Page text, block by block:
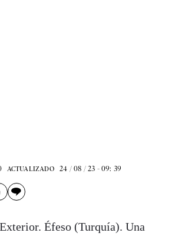
ACTUALIZADO 24 / 08 / 23 - 09: 39
Éfeso (Turquía). Una